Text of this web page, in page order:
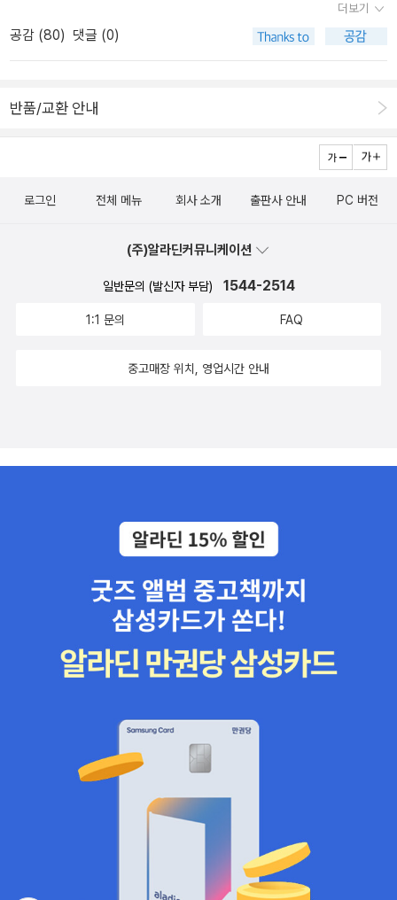
만 그의 거의 모든 책이 국내에 번역되는 추세가 아닌가 한다. 이유
야 물론 팔리기 때문이다. 요즘처럼 불황기에 고정 독자층을 거느리
고 있으면서 심심찮게 터뜨려주는 저자라면 출판사들로선 유혹적일
있는 시간의 힘>(위즈덤하우스, 2015)이 대박을 쳤기 때문. 알라딘
스, 2014)도 의외의 판매고를 올렸고. <세계사를 움직이는 다섯 가지
러다. 여하튼 이렇게 쏟아지고 있는 사이토 다카시의 장점은 무엇인
점이다. '인문교양서'로 읽을 수 있는 자기계발서'라고 할까(하긴 모든
문서 독서 경력이 일천하다고 생각하는 독자도 사이토 다카시의 책은
큰 어려움 없이 읽을 수 있다. 그로써 '읽었다'는 만족감을 가져다 주
내서'라는 데에서도 확인할 수 있지만, 대부분의 책이 길잡이 혹은 안
잔뜩 부추켜놓았지만 정작 플라톤이나 데카르트를 직접 읽을 만한 독
서력이 대다수 독자들에겐 마련되어 있지 않다. 독서에 대한 기대와
장과 사이토 다카시, 그리고 기시미 이치로 등의 책이라고 생각한다.
기시미 이치로의 경우에도 <미움 받을 용기> 열풍을 낳은 것은 '용
자들을 이해할 수 있도록 해주었다는 게 크지 않았나 한다. 여하튼
외적인 사례였고). 인문 독자층이 삼각형의 구조를 갖고 있다면 주로
아랫변에 해당한다. 그리고 꼭지점을 형성하는 소수의 고급 독자층이
있다. 예컨대, 칸트나 비트겐슈타인을 원전번역으로 읽는, 그리고 읽
어야 한다고 생각하는 독자들이다. 최근에 나온 책으로는 새번역 <
철학적 탐구>(아카넷, 2016)나 강철웅 교수의 <설득과 비판 - 초기
희랍의 철학 담론 전통>(후마니타스, 2016) 등이 '하드'한 책에 속한
다. 조금 평이하게 쓰였지만 신승환 교수의 <해석학>(아카넷, 2016)
같은 책도 어느 정도 독서력을 갖춘 독자들이 손에 들 수 있는 책이다.
더보기
공감 (80) 댓글 (0)
반품/교환 안내
로그인 전체 메뉴 회사 소개 출판사 안내 PC 버전
(주)알라딘커뮤니케이션
일반문의 (발신자 부담) 1544-2514
1:1 문의 FAQ
중고매장 위치, 영업시간 안내